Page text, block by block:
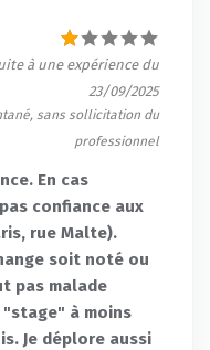
à une expérience du
23/09/2025
sans sollicitation du
professionnel
En cas
confiance aux
rue Malte).
soit noté ou
pas malade
à moins
Je déplore aussi